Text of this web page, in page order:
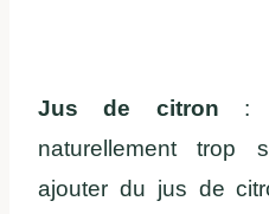
Jus de citron :
naturellement trop
ajouter du jus de